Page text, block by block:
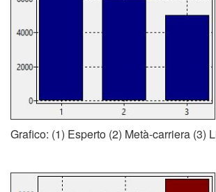
Grafico: (1) Esperto (2) Metà-carriera (3)